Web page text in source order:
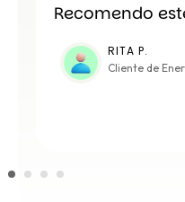
Recomendo
RITA P.
Cliente de